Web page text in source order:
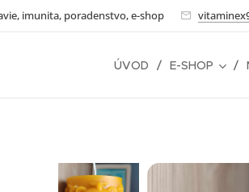
imunita, poradenstvo, e-shop
ÚVOD E-SHOP